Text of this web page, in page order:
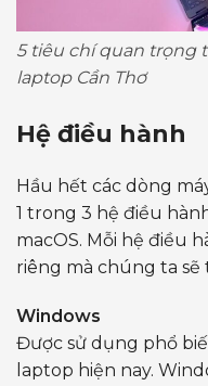
5 tiêu chí quan trọng
laptop Cần Thơ
Hệ điều hành
Hầu hết các dòng
1 trong 3 hệ điều
macOS. Mỗi hệ điều
riêng mà chúng ta sẽ
Windows
Được sử dụng phổ
laptop hiện nay.